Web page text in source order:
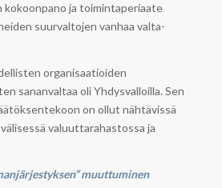
ja toimintaperiaate
suurvaltojen vanhaa valta-
organisaatioiden
sananvaltaa oli Yhdysvalloilla. Sen
on ollut nähtävissä
valuuttarahastossa ja
muuttuminen